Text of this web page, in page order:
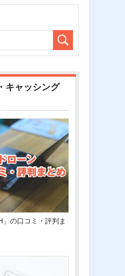
キャッシング
の口コミ・評判ま